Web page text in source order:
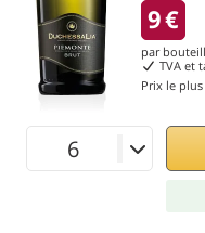
9€
par
TVA et
Prix le plus